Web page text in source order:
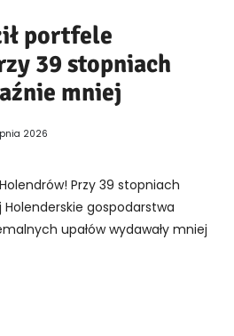
portfele
39 stopniach
mniej
2026
Przy 39 stopniach
gospodarstwa
upałów wydawały mniej